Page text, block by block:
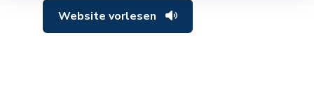
Website vorlesen